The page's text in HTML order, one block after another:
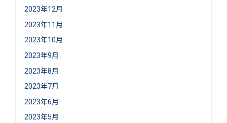
2023年12月
2023年11月
2023年10月
2023年9月
2023年8月
2023年7月
2023年6月
2023年5月